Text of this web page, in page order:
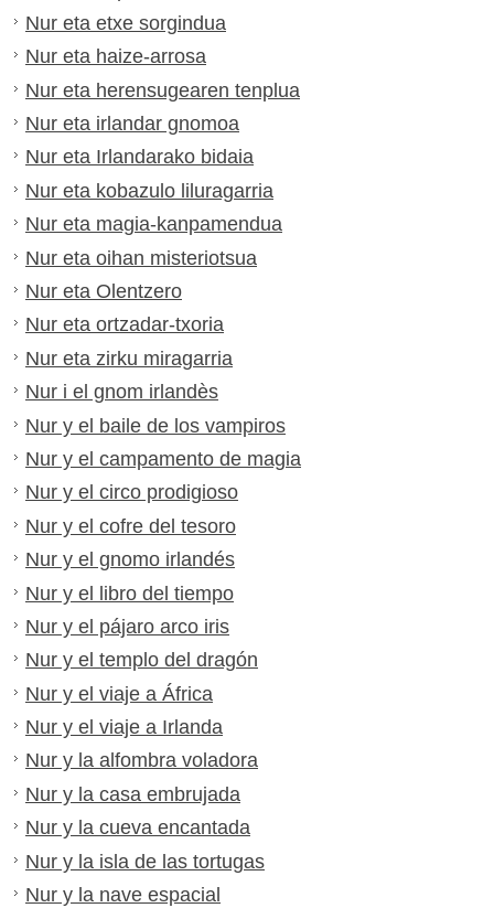
Nur eta etxe sorgindua
Nur eta haize-arrosa
Nur eta herensugearen tenplua
Nur eta irlandar gnomoa
Nur eta Irlandarako bidaia
Nur eta kobazulo liluragarria
Nur eta magia-kanpamendua
Nur eta oihan misteriotsua
Nur eta Olentzero
Nur eta ortzadar-txoria
Nur eta zirku miragarria
Nur i el gnom irlandès
Nur y el baile de los vampiros
Nur y el campamento de magia
Nur y el circo prodigioso
Nur y el cofre del tesoro
Nur y el gnomo irlandés
Nur y el libro del tiempo
Nur y el pájaro arco iris
Nur y el templo del dragón
Nur y el viaje a África
Nur y el viaje a Irlanda
Nur y la alfombra voladora
Nur y la casa embrujada
Nur y la cueva encantada
Nur y la isla de las tortugas
Nur y la nave espacial